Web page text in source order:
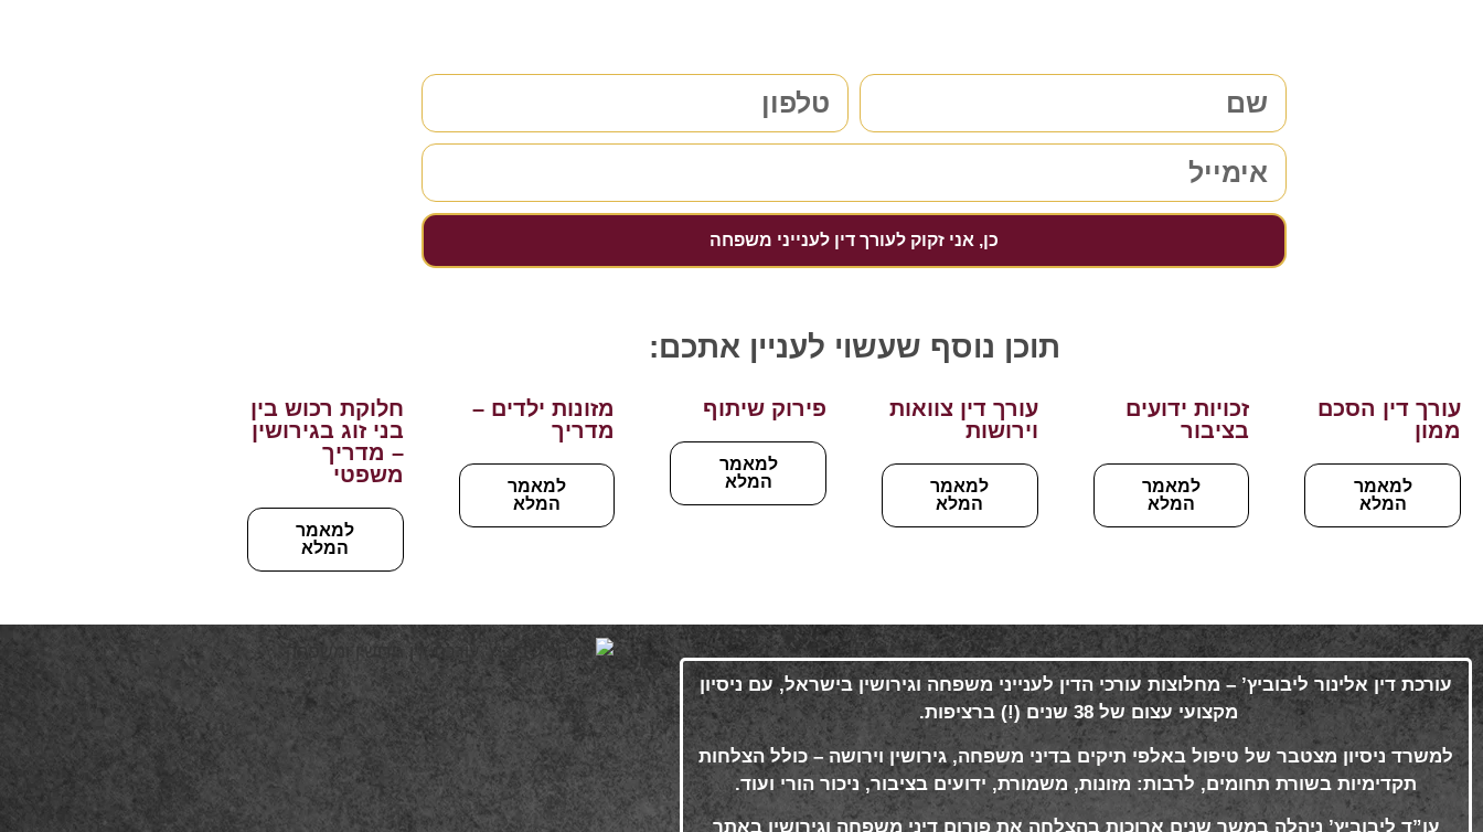
כן, אני זקוק לעורך דין לענייני משפחה
תוכן נוסף שעשוי לעניין אתכם:
עורך דין הסכם
ממון
למאמר
המלא
זכויות ידועים
בציבור
למאמר
המלא
עורך דין צוואות
וירושות
למאמר
המלא
פירוק שיתוף
למאמר
המלא
מזונות ילדים –
מדריך
למאמר
המלא
חלוקת רכוש בין
בני זוג בגירושין
– מדריך
משפטי
למאמר
המלא
עורכת דין אלינור ליבוביץ’ – מחלוצות עורכי הדין לענייני משפחה וגירושין בישראל, עם ניסיון
מקצועי עצום של 38 שנים (!) ברציפות
.
למשרד ניסיון מצטבר של טיפול באלפי תיקים בדיני משפחה, גירושין וירושה – כולל הצלחות
תקדימיות בשורת תחומים, לרבות: מזונות, משמורת, ידועים בציבור, ניכור הורי ועוד.
עו”ד ליבוביץ’ ניהלה במשך שנים ארוכות בהצלחה את פורום דיני משפחה וגירושין באתר